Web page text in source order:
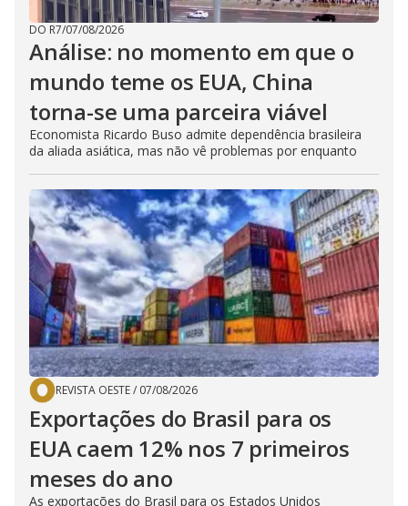
DO R7/07/08/2026
Análise: no momento em que o
mundo teme os EUA, China
torna-se uma parceira viável
Economista Ricardo Buso admite dependência brasileira
da aliada asiática, mas não vê problemas por enquanto
REVISTA OESTE/ 07/08/2026
Exportações do Brasil para os
EUA caem 12% nos 7 primeiros
meses do ano
As exportações do Brasil para os Estados Unidos